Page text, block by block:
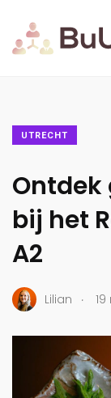
UTRECHT
bij het
A2
Lilian .